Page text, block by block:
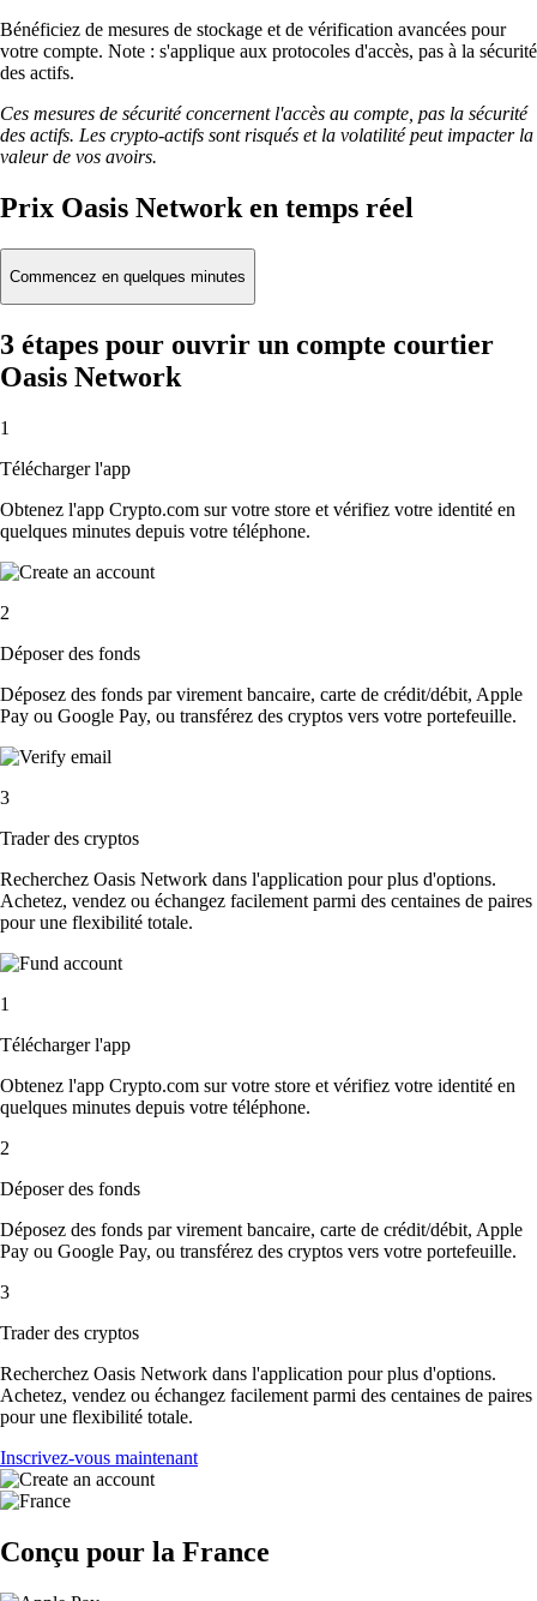
Bénéficiez de mesures de stockage et de vérification avancées pour
votre compte. Note : s'applique aux protocoles d'accès, pas à la sécurité
des actifs.
Ces mesures de sécurité concernent l'accès au compte, pas la sécurité
des actifs. Les crypto-actifs sont risqués et la volatilité peut impacter la
valeur de vos avoirs.
Prix Oasis Network en temps réel
Commencez en quelques minutes
3 étapes pour ouvrir un compte courtier
Oasis Network
1
Télécharger l'app
Obtenez l'app Crypto.com sur votre store et vérifiez votre identité en
quelques minutes depuis votre téléphone.
2
Déposer des fonds
Déposez des fonds par virement bancaire, carte de crédit/débit, Apple
Pay ou Google Pay, ou transférez des cryptos vers votre portefeuille.
3
Trader des cryptos
Recherchez Oasis Network dans l'application pour plus d'options.
Achetez, vendez ou échangez facilement parmi des centaines de paires
pour une flexibilité totale.
1
Télécharger l'app
Obtenez l'app Crypto.com sur votre store et vérifiez votre identité en
quelques minutes depuis votre téléphone.
2
Déposer des fonds
Déposez des fonds par virement bancaire, carte de crédit/débit, Apple
Pay ou Google Pay, ou transférez des cryptos vers votre portefeuille.
3
Trader des cryptos
Recherchez Oasis Network dans l'application pour plus d'options.
Achetez, vendez ou échangez facilement parmi des centaines de paires
pour une flexibilité totale.
Inscrivez-vous maintenant
Conçu pour la France